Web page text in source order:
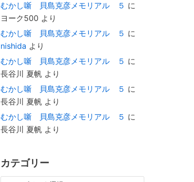
むかし噺 貝島克彦メモリアル ５ に
ヨーク500 より
むかし噺 貝島克彦メモリアル ５ に
nishida より
むかし噺 貝島克彦メモリアル ５ に
長谷川 夏帆 より
むかし噺 貝島克彦メモリアル ５ に
長谷川 夏帆 より
むかし噺 貝島克彦メモリアル ５ に
長谷川 夏帆 より
カテゴリー